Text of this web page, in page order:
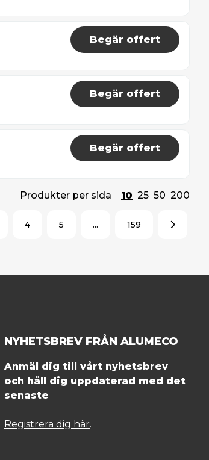
Begär offert
Begär offert
Begär offert
Produkter per sida 10 25 50 200
4 5 ... 159
NYHETSBREV FRÅN ALUMECO
Anmäl dig till vårt nyhetsbrev
och håll dig uppdaterad med det
senaste
Registrera dig här.